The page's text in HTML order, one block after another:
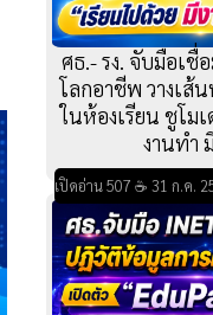
ศธ.- รง. จับมือเชื่
โลกอาชีพ วางเส้
ในห้องเรียน ชูโม
งานทำ
เปิดอ่าน 507 ☕ 31 ก.ค.